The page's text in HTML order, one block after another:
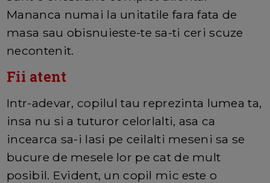
Mananca numai la unitatile fara fata de
masa sau obisnuieste-te sa-ti ceri scuze
necontenit.
Fii atent
Intr-adevar, copilul tau reprezinta lumea ta,
insa nu si a tuturor celorlalti, asa ca
incearca sa-i lasi pe ceilalti meseni sa se
bucure de mesele lor pe cat de mult
posibil. Evident, un copil mic este o